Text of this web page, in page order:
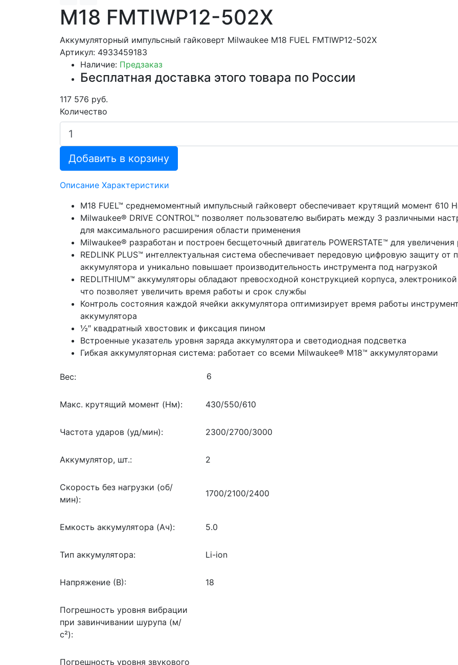
M18 FMTIWP12-502X
Аккумуляторный импульсный гайковерт Milwaukee M18 FUEL FMTIWP12-502X
Артикул: 4933459183
Наличие: Предзаказ
Бесплатная доставка этого товара по России
117 576 руб.
Количество
Добавить в корзину
Описание Характеристики
M18 FUEL™ среднемоментный импульсный гайковерт обеспечивает крутящий момент
Milwaukee® DRIVE CONTROL™ позволяет пользователю выбирать между 3 различными
для максимального расширения области применения
Milwaukee® разработан и построен бесщеточный двигатель POWERSTATE™ для
REDLINK PLUS™ интеллектуальная система обеспечивает передовую цифровую защиту от
аккумулятора и уникально повышает производительность инструмента под нагрузкой
REDLITHIUM™ аккумуляторы обладают превосходной конструкцией корпуса,
что позволяет увеличить время работы и срок службы
Контроль состояния каждой ячейки аккумулятора оптимизирует время работы
аккумулятора
½″ квадратный хвостовик и фиксация пином
Встроенные указатель уровня заряда аккумулятора и светодиодная подсветка
Гибкая аккумуляторная система: работает со всеми Milwaukee® M18™ аккумуляторами
Вес:
Макс. крутящий момент (Нм): 430/550/610
Частота ударов (уд/мин): 2300/2700/3000
Аккумулятор, шт.: 2
Скорость без нагрузки (об/
мин):
1700/2100/2400
Емкость аккумулятора (Ач): 5.0
Тип аккумулятора: Li-ion
Напряжение (В): 18
Погрешность уровня вибрации
при завинчивании шурупа (м/
с²):
Погрешность уровня звукового